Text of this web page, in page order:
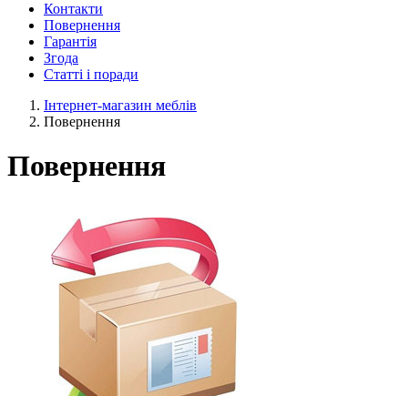
Контакти
Повернення
Гарантія
Згода
Статті і поради
Інтернет-магазин меблів
Повернення
Повернення